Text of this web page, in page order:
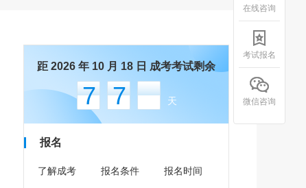
距 2026 年 10 月 18 日 成考考试剩余
77 天
报名
了解成考 报名条件 报名时间
在线咨询
考试报名
微信咨询